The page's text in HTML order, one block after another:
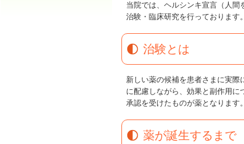
当院では、ヘルシンキ宣言（人
治験・臨床研究を行っております。
治験とは
新しい薬の候補を患者さまに実
に配慮しながら、効果と副作用に
承認を受けたものが薬となります
薬が誕生するまで